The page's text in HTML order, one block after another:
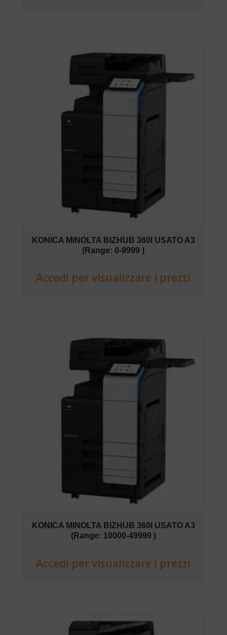
KONICA MINOLTA BIZHUB 360I USATO A3
(Range: 0-9999 )
Accedi per visualizzare i prezzi
KONICA MINOLTA BIZHUB 360I USATO A3
(Range: 10000-49999 )
Accedi per visualizzare i prezzi